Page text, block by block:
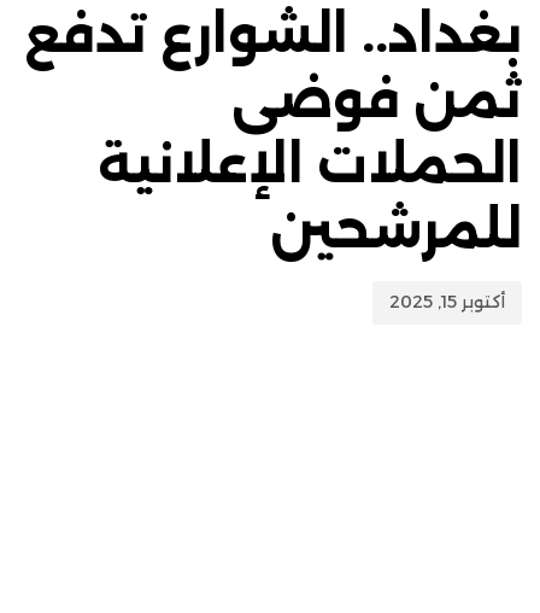
بغداد.. الشوارع تدفع
ثمن فوضى
الحملات الإعلانية
للمرشحين
أكتوبر 15, 2025